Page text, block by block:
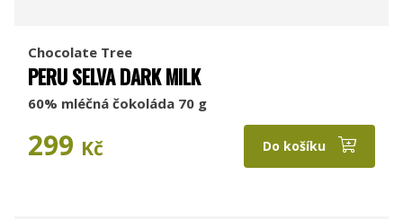
Chocolate Tree
PERU SELVA DARK MILK
60% mléčná čokoláda 70 g
299 Kč Do košíku